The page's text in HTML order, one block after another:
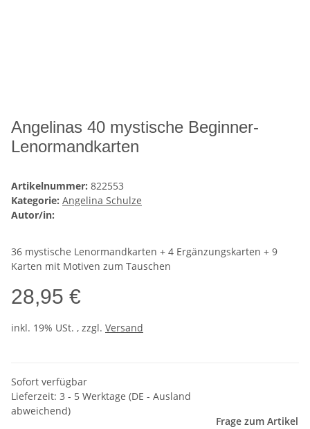
Angelinas 40 mystische Beginner-
Lenormandkarten
Artikelnummer: 822553
Kategorie: Angelina Schulze
Autor/in:
36 mystische Lenormandkarten + 4 Ergänzungskarten + 9
Karten mit Motiven zum Tauschen
28,95 €
inkl. 19% USt. , zzgl. Versand
Sofort verfügbar
Lieferzeit: 3 - 5 Werktage (DE - Ausland
abweichend)
Frage zum Artikel